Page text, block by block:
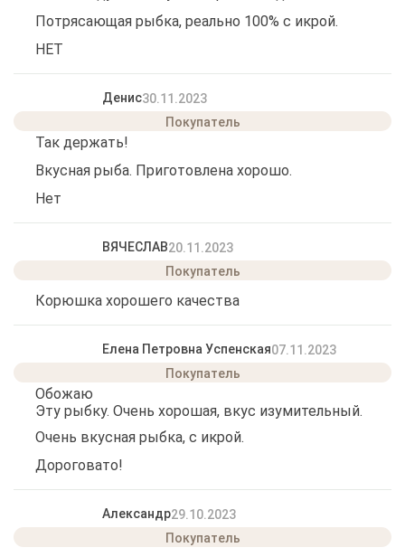
Потрясающая рыбка, реально 100% с икрой.
НЕТ
Денис30.11.2023
Так держать!
Вкусная рыба. Приготовлена хорошо.
Нет
ВЯЧЕСЛАВ20.11.2023
Корюшка хорошего качества
Елена Петровна Успенская07.11.2023
Обожаю
Эту рыбку. Очень хорошая, вкус изумительный.
Очень вкусная рыбка, с икрой.
Дороговато!
Александр29.10.2023